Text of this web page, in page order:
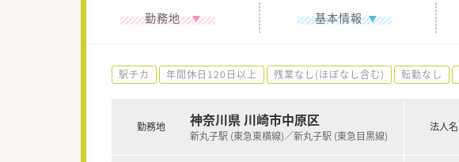
勤務地 基本情報
駅チカ 年間休日120日以上 残業なし(ほぼなし含む) 転勤なし
勤務地 神奈川県 川崎市中原区
新丸子駅 (東急東横線)／新丸子駅 (東急目黒線)
法人名